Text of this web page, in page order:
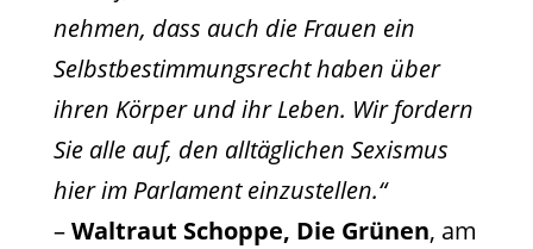
nehmen, dass auch die Frauen ein
Selbstbestimmungsrecht haben über
ihren Körper und ihr Leben. Wir fordern
Sie alle auf, den alltäglichen Sexismus
hier im Parlament einzustellen.“
–Waltraut Schoppe, Die Grünen, am